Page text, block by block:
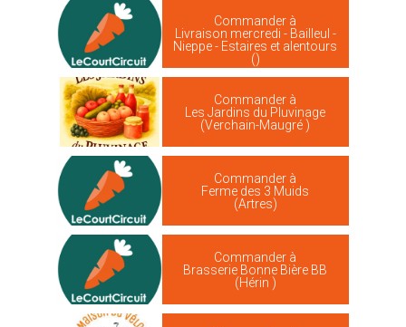
Commander à
Livraison mercredi - Bailleul -
Nieppe - Estaires et alentours
()
Commander à
Les Jardins du Pluvinage
(Verchain-Maugré )
Commander à
Ferme des 3 Muids
(Artres)
Commander à
Brasserie Bonne Bière BB
(Hérin )